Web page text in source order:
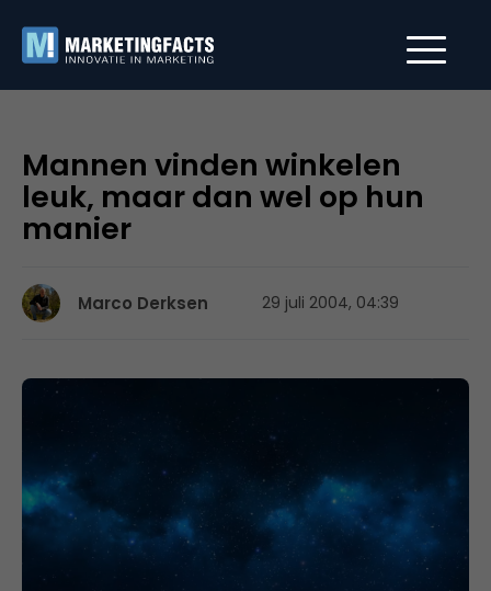
Mannen vinden winkelen
leuk, maar dan wel op hun
manier
Marco Derksen 29 juli 2004, 04:39